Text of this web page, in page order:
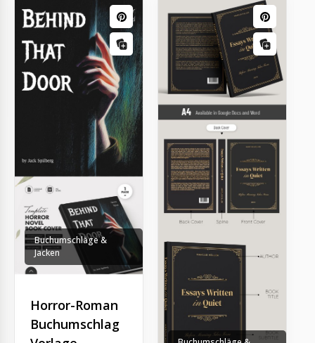
Buchumschläge &
Jacken
Horror-Roman
Buchumschlag